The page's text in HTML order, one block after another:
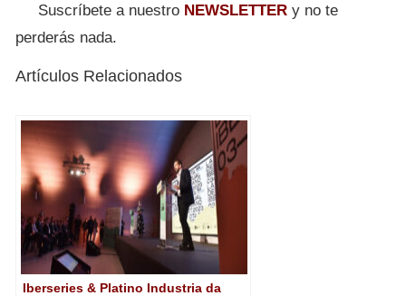
Suscríbete a nuestro NEWSLETTER y no te
perderás nada.
Artículos Relacionados
Iberseries & Platino Industria da